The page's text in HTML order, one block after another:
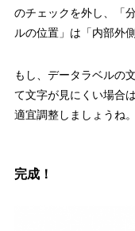
のチェックを外し、「
ルの位置」は 「内部外
もし、データラベルの
て文字が見にくい場合
適宜調整しましょうね。
完成！